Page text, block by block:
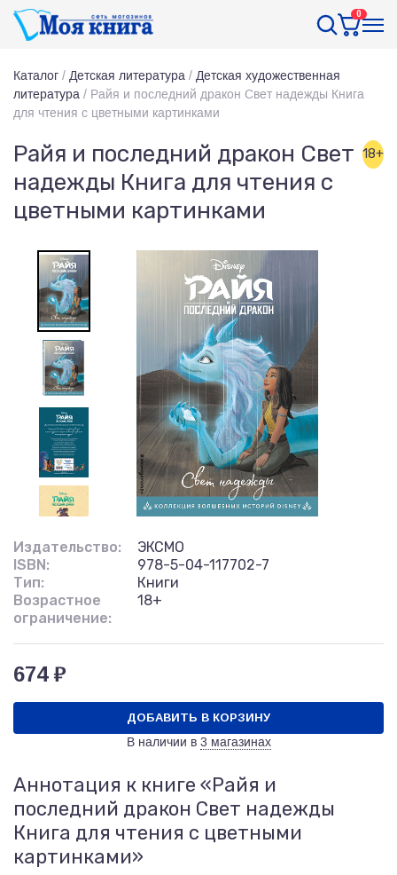
0
Каталог / Детская литература / Детская художественная
литература / Райя и последний дракон Свет надежды Книга
для чтения с цветными картинками
Райя и последний дракон Свет
надежды Книга для чтения с
цветными картинками
18+
Издательство:
ЭКСМО
ISBN:
978-5-04-117702-7
Тип:
Книги
Возрастное
ограничение:
18+
674 ₽
ДОБАВИТЬ В КОРЗИНУ
В наличии в 3 магазинах
Аннотация к книге «Райя и
последний дракон Свет надежды
Книга для чтения с цветными
картинками»